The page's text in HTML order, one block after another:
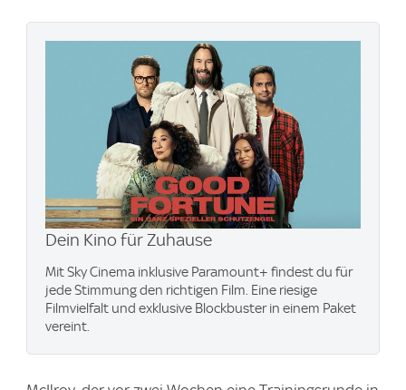
Dein Kino für Zuhause
Mit Sky Cinema inklusive Paramount+​ findest du für
jede Stimmung den richtigen Film. Eine riesige
Filmvielfalt und exklusive Blockbuster in einem Paket
vereint.